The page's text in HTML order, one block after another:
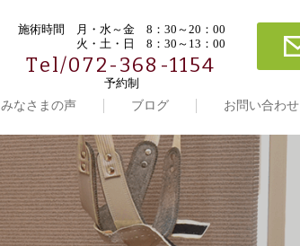
施術時間
月・水～金 8：30～20：00
火・土・日 8：30～13：00
Tel/072-368-1154
予約制
みなさまの声 ブログ お問い合わせ